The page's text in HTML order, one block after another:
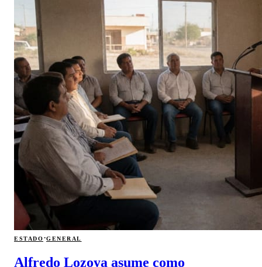
ESTADO·GENERAL
Alfredo Lozoya asume como